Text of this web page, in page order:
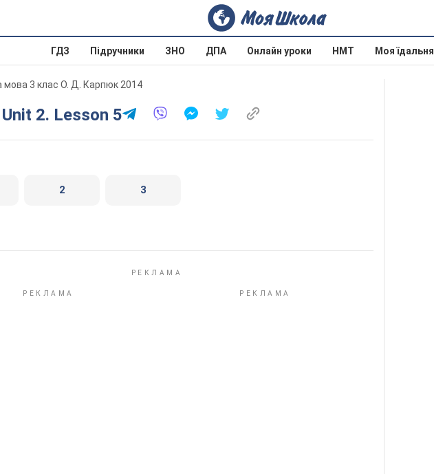
ГДЗ Підручники ЗНО ДПА Онлайн уроки НМТ Моя їдальня
мова 3 клас О. Д. Карпюк 2014
Unit 2. Lesson 5
2 3